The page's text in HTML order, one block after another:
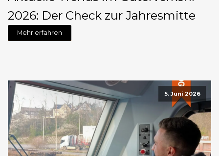
2026: Der Check zur Jahresmitte
Mehr erfahren
5. Juni 2026